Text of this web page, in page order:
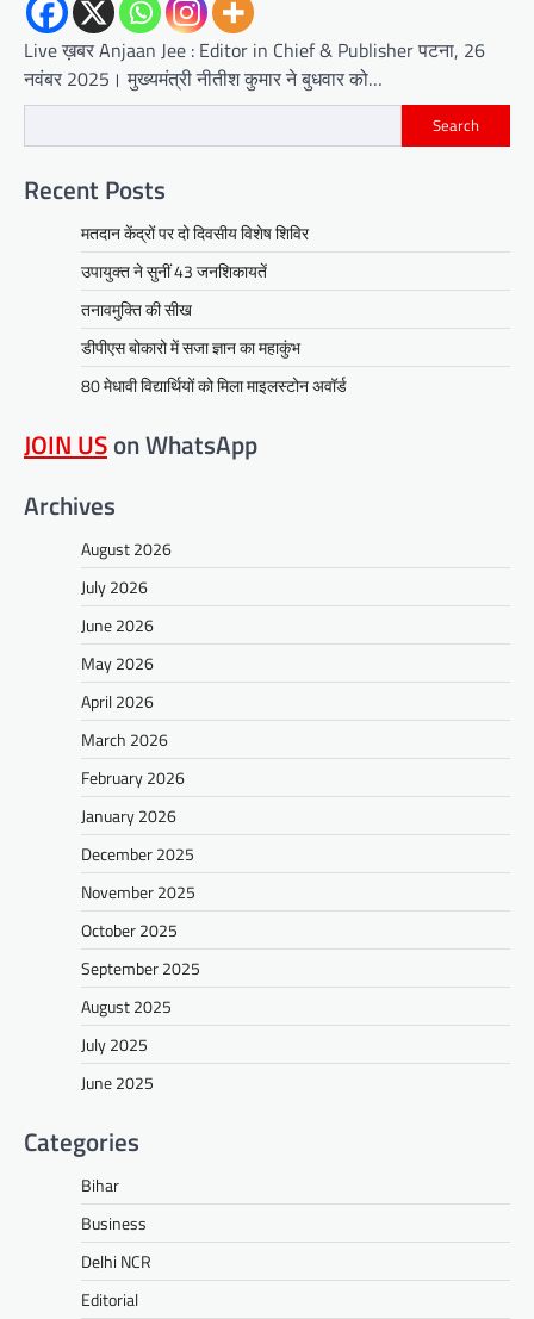
Live ख़बर Anjaan Jee : Editor in Chief & Publisher पटना, 26
नवंबर 2025। मुख्यमंत्री नीतीश कुमार ने बुधवार को…
Search
Recent Posts
मतदान केंद्रों पर दो दिवसीय विशेष शिविर
उपायुक्त ने सुनीं 43 जनशिकायतें
तनावमुक्ति की सीख
डीपीएस बोकारो में सजा ज्ञान का महाकुंभ
80 मेधावी विद्यार्थियों को मिला माइलस्टोन अवॉर्ड
JOIN USon WhatsApp
Archives
August 2026
July 2026
June 2026
May 2026
April 2026
March 2026
February 2026
January 2026
December 2025
November 2025
October 2025
September 2025
August 2025
July 2025
June 2025
Categories
Bihar
Business
Delhi NCR
Editorial